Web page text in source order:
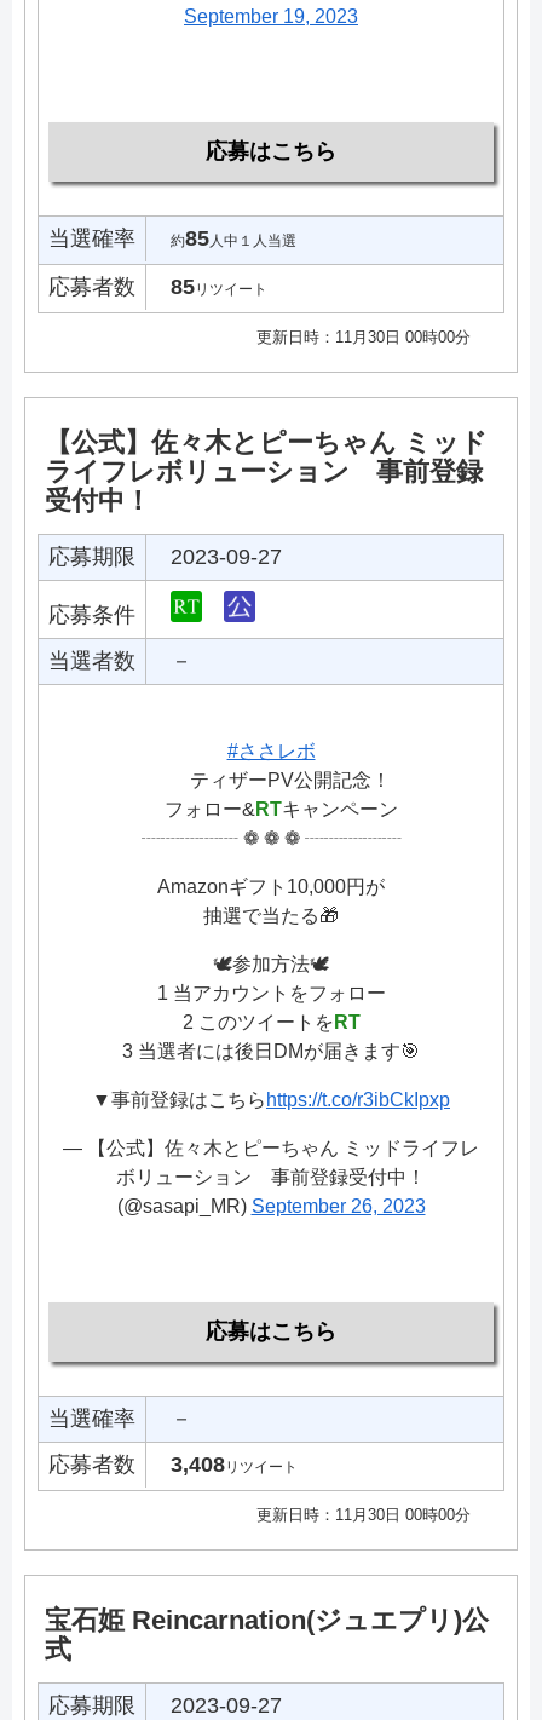
September 19, 2023
応募はこちら
当選確率 約85人中１人当選
応募者数 85リツイート
更新日時：11月30日 00時00分
【公式】佐々木とピーちゃん ミッド
ライフレボリューション 事前登録
受付中！
応募期限 2023-09-27
応募条件
当選者数
－
#ささレボ
ティザーPV公開記念！
フォロー& RTキャンペーン
┈┈┈┈┈ ❁ ❁ ❁ ┈┈┈┈┈
Amazonギフト10,000円が
抽選で当たる🎁
🕊参加方法🕊
1 当アカウントをフォロー
2 このツイートを RT
3 当選者には後日DMが届きます🎯
▼事前登録はこちら https://t.co/r3ibCkIpxp
— 【公式】佐々木とピーちゃん ミッドライフレ
ボリューション 事前登録受付中！
(@sasapi_MR) September 26, 2023
応募はこちら
当選確率
－
応募者数
3,408リツイート
更新日時：11月30日 00時00分
宝石姫 Reincarnation(ジュエプリ)公
式
応募期限 2023-09-27